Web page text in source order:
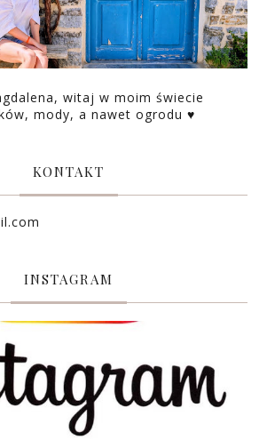
witaj w moim świecie
mody, a nawet ogrodu ♥
KONTAKT
INSTAGRAM